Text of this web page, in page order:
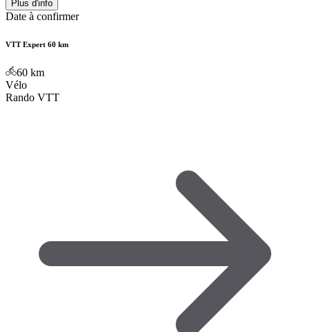
Plus d'info
Date à confirmer
VTT Expert 60 km
60 km
Vélo
Rando VTT